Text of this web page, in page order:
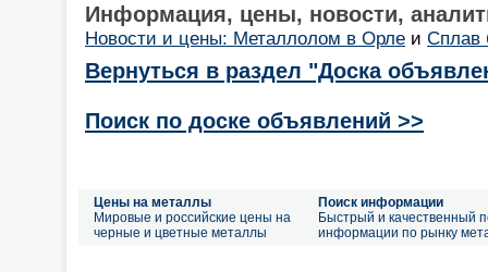
Информация, цены, новости,
Новости и цены: Металлолом в Орле и Сплав
Вернуться в раздел "Доска
Поиск по доске объявлений >>
Цены на металлы
Мировые и российские цены на
черные и цветные металлы
Поиск информации
Быстрый и качественный
информации по рынку